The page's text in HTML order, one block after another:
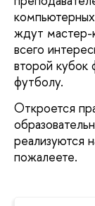
ждут мастер-
всего
второй кубок
футболу.
Откроется
реализуются
пожалеете.